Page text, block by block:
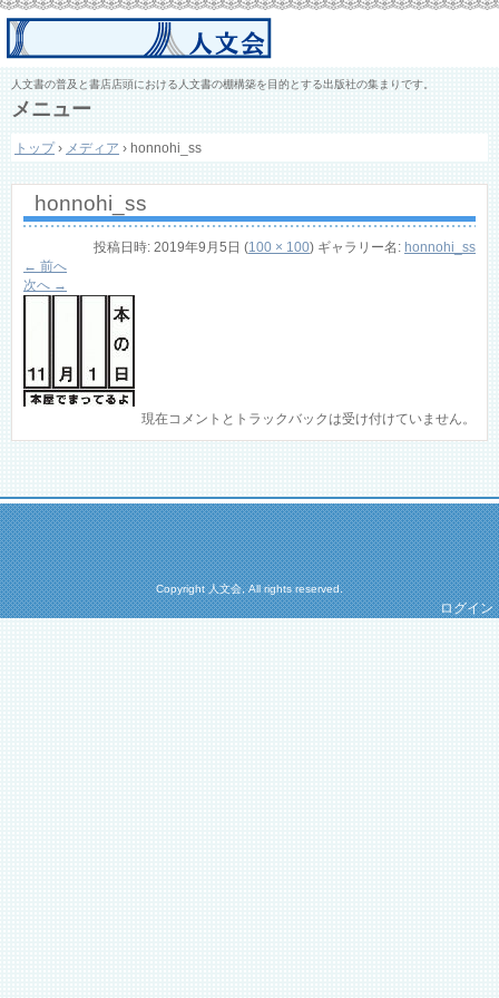
人文書の普及と書店店頭における人文書の棚構築を目的とする出版社の集まりです。
メニュー
ン
ン
へ
プ
トップ › メディア › honnohi_ss
honnohi_ss
投稿日時: 2019年9月5日 (100 × 100) ギャラリー名: honnohi_ss
← 前へ
次へ →
現在コメントとトラックバックは受け付けていません。
Copyright 人文会, All rights reserved.
ログイン